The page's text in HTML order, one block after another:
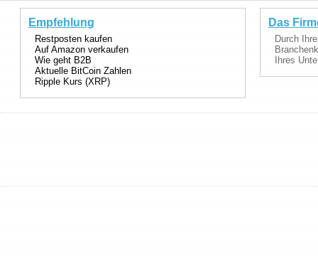
Empfehlung
Restposten kaufen
Auf Amazon verkaufen
Wie geht B2B
Aktuelle BitCoin Zahlen
Ripple Kurs (XRP)
Das
Durch
Ihres